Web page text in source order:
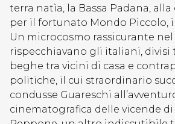
terra natìa, la Bassa Padana,
per il fortunato Mondo Piccolo,
Un microcosmo rassicurante nel
rispecchiavano gli italiani, divisi
beghe tra vicini di casa e
politiche, il cui straordinario
condusse Guareschi
cinematografica delle vicende